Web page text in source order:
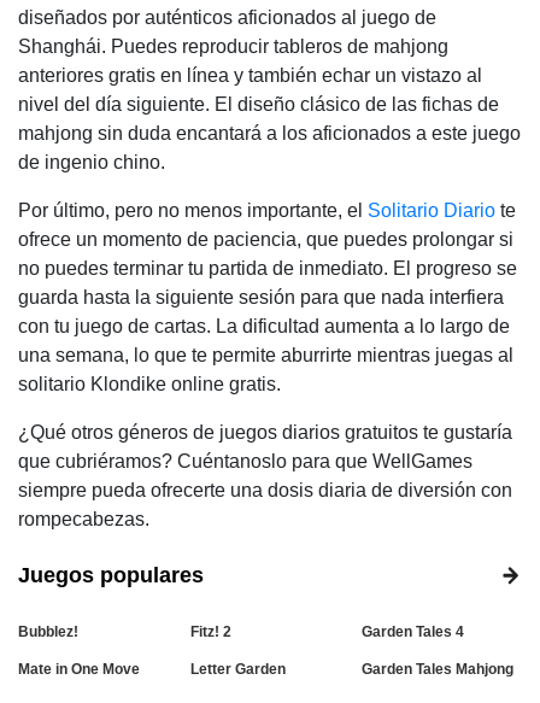
diseñados por auténticos aficionados al juego de
Shanghái. Puedes reproducir tableros de mahjong
anteriores gratis en línea y también echar un vistazo al
nivel del día siguiente. El diseño clásico de las fichas de
mahjong sin duda encantará a los aficionados a este juego
de ingenio chino.
Por último, pero no menos importante, el Solitario Diario te
ofrece un momento de paciencia, que puedes prolongar si
no puedes terminar tu partida de inmediato. El progreso se
guarda hasta la siguiente sesión para que nada interfiera
con tu juego de cartas. La dificultad aumenta a lo largo de
una semana, lo que te permite aburrirte mientras juegas al
solitario Klondike online gratis.
¿Qué otros géneros de juegos diarios gratuitos te gustaría
que cubriéramos? Cuéntanoslo para que WellGames
siempre pueda ofrecerte una dosis diaria de diversión con
rompecabezas.
Juegos populares
Bubblez! Fitz! 2 Garden Tales 4
Mate in One Move Letter Garden Garden Tales Mahjong